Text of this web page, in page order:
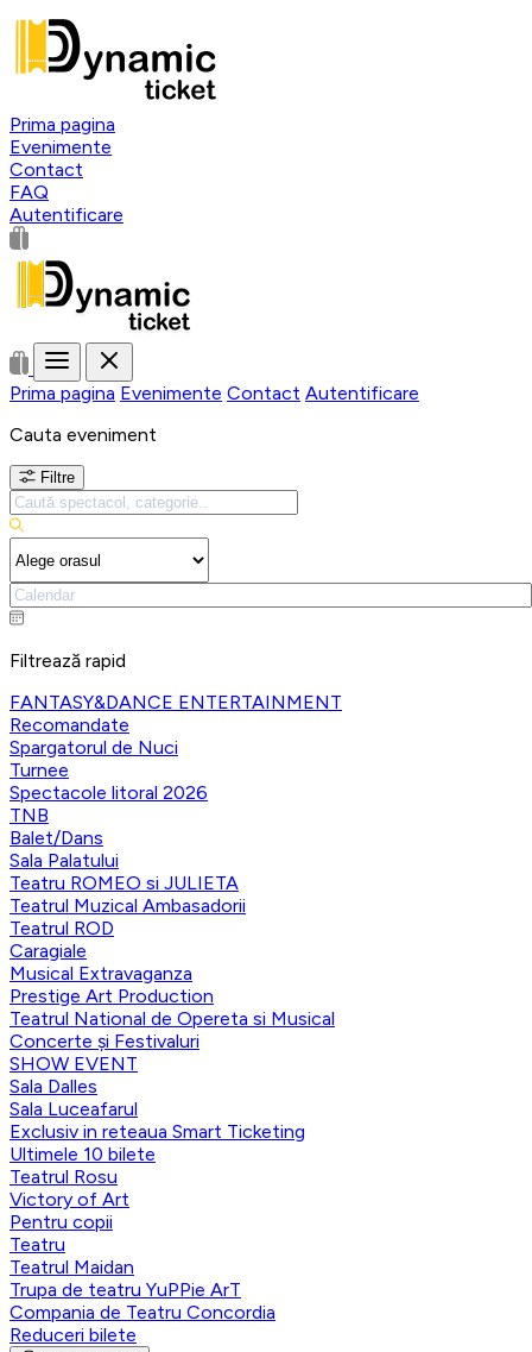
Prima pagina
Evenimente
Contact
FAQ
Autentificare
Prima pagina Evenimente Contact Autentificare
Cauta eveniment
Filtre
Filtrează rapid
FANTASY&DANCE ENTERTAINMENT
Recomandate
Spargatorul de Nuci
Turnee
Spectacole litoral 2026
TNB
Balet/Dans
Sala Palatului
Teatru ROMEO si JULIETA
Teatrul Muzical Ambasadorii
Teatrul ROD
Caragiale
Musical Extravaganza
Prestige Art Production
Teatrul National de Opereta si Musical
Concerte și Festivaluri
SHOW EVENT
Sala Dalles
Sala Luceafarul
Exclusiv in reteaua Smart Ticketing
Ultimele 10 bilete
Teatrul Rosu
Victory of Art
Pentru copii
Teatru
Teatrul Maidan
Trupa de teatru YuPPie ArT
Compania de Teatru Concordia
Reduceri bilete